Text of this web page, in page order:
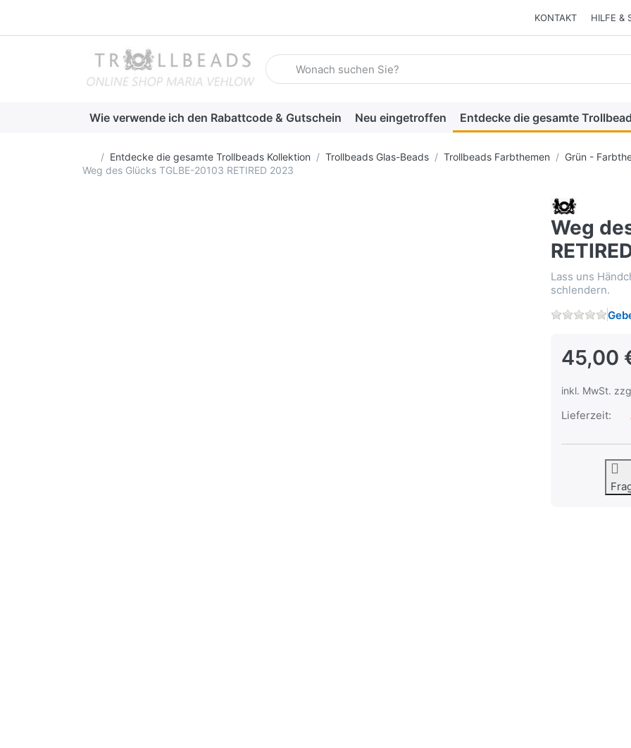
KONTAKT HILFE &
Geben Sie einen Suchbegriff ein. Während Sie tippen, erscheinen
Wie verwende ich den Rabattcode & Gutschein Neu eingetroffen Entdecke die gesamte
Startseite
Entdecke die gesamte Trollbeads Kollektion Trollbeads Glas-Beads Trollbeads Farbthemen
Grün -
Weg des Glücks TGLBE-20103 RETIRED 2023
Weg
Lass uns
schlendern.
45,00
inkl. MwSt.
Lieferzeit: